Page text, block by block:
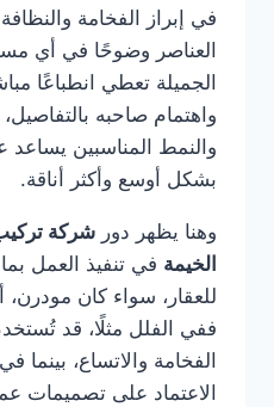
في إبراز الفخامة
العناصر وضوحًا في أي
الجميلة تعطي انطباعًا
واهتمام صاحبه
والنمط المناسبين
بشكل أوسع وأكثر أناقة.
وهنا يظهر دور شركة
الخيمة في تنفيذ العمل
للعقار، سواء كان
ففي الفلل مثلًا، قد
الفخامة والاتساع،
الاعتماد على تصميمات